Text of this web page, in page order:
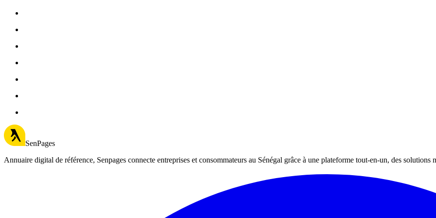
SenPages
Annuaire digital de référence, Senpages connecte entreprises et consommateurs au Sénégal grâce à une plateforme tout-en-un, des